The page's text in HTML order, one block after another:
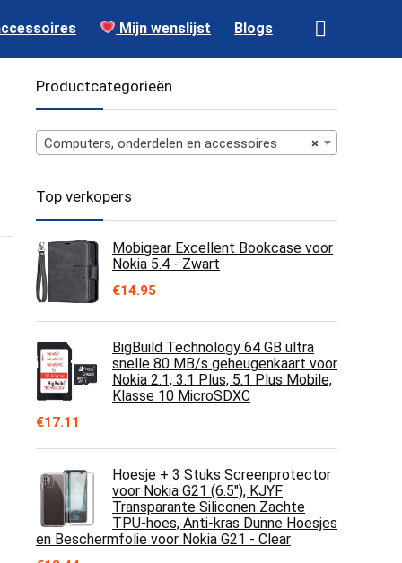
Mijn wenslijst Blogs
Productcategorieën
×
Computers, onderdelen en accessoires
Top verkopers
Mobigear Excellent Bookcase voor
Nokia 5.4 - Zwart
€14.95
BigBuild Technology 64 GB ultra
snelle 80 MB/s geheugenkaart voor
Nokia 2.1, 3.1 Plus, 5.1 Plus Mobile,
Klasse 10 MicroSDXC
€17.11
Hoesje + 3 Stuks Screenprotector
voor Nokia G21 (6.5"), KJYF
Transparante Siliconen Zachte
TPU-hoes, Anti-kras Dunne Hoesjes
en Beschermfolie voor Nokia G21 - Clear